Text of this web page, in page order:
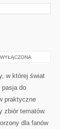
w której świat
pasja do
praktyczne
zbiór tematów.
dla fanów